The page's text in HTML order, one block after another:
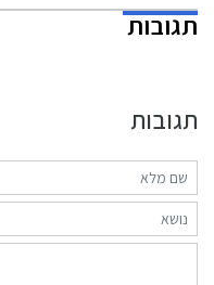
תגובות
תגובות